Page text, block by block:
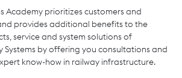
Academy prioritizes customers and
provides additional benefits to the
service and system solutions of
Systems by offering you consultations and
know-how in railway infrastructure.